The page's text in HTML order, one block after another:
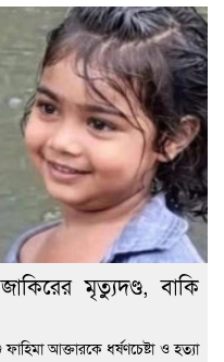
মৃত্যুদণ্ড, বাকি
আক্তারকে ধর্ষণচেষ্টা ও হত্যা